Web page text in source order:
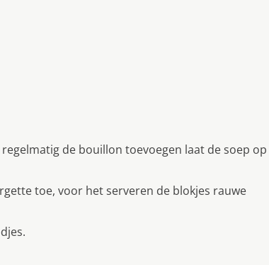
de bouillon toevoegen laat de soep op
toe, voor het serveren de blokjes rauwe